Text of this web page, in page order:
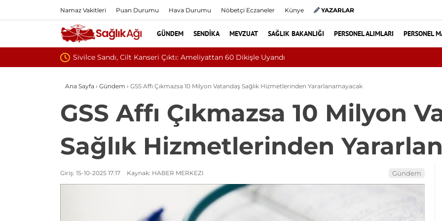
Namaz Vakitleri Puan Durumu Hava Durumu Nöbetçi Eczaneler Künye YAZARLAR
GÜNDEM SENDIKA MEVZUAT SAĞLIK BAKANLIĞI PERSONEL ALIMLARI PERSONEL
Baş Dönmesiyle Gitti, Dünyada 68. Bundgaard Sendromu Vakası Oldu
Ana Sayfa › Gündem › GSS Affı Çıkmazsa 10 Milyon Vatandaş Sağlık Hizmetlerinden Yararlanamayacak
GSS Affı Çıkmazsa 10 Milyon
Sağlık Hizmetlerinden
Giriş: 15-10-2025 17:17 Kaynak: HABER MERKEZI Gündem